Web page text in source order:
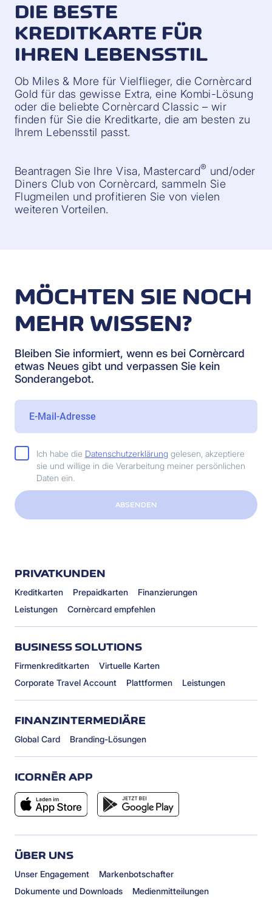
DIE BESTE
KREDITKARTE FÜR
IHREN LEBENSSTIL
Ob Miles & More für Vielflieger, die Cornèrcard
Gold für das gewisse Extra, eine Kombi-Lösung
oder die beliebte Cornèrcard Classic – wir
finden für Sie die Kreditkarte, die am besten zu
Ihrem Lebensstil passt.
Beantragen Sie Ihre Visa, Mastercard® und/oder
Diners Club von Cornèrcard, sammeln Sie
Flugmeilen und profitieren Sie von vielen
weiteren Vorteilen.
MÖCHTEN SIE NOCH
MEHR WISSEN?
Bleiben Sie informiert, wenn es bei Cornèrcard
etwas Neues gibt und verpassen Sie kein
Sonderangebot.
Ich habe die Datenschutzerklärung gelesen, akzeptiere
sie und willige in die Verarbeitung meiner persönlichen
Daten ein.
ABSENDEN
PRIVATKUNDEN
Kreditkarten Prepaidkarten
Finanzierungen
Leistungen
Cornèrcard empfehlen
BUSINESS SOLUTIONS
Firmenkreditkarten
Virtuelle Karten
Corporate Travel Account
Plattformen Leistungen
FINANZINTERMEDIÄRE
Global Card Branding-Lösungen
ICORNÈR APP
ÜBER UNS
Unser Engagement
Markenbotschafter
Dokumente und Downloads
Medienmitteilungen